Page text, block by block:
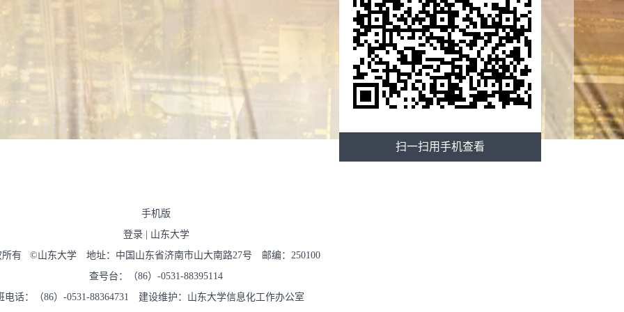
扫一扫用手机查看
手机版
登录| 山东大学
所有 ©山东大学 地址：中国山东省济南市山大南路27号 邮编：250100
查号台：（86）-0531-88395114
电话：（86）-0531-88364731 建设维护：山东大学信息化工作办公室